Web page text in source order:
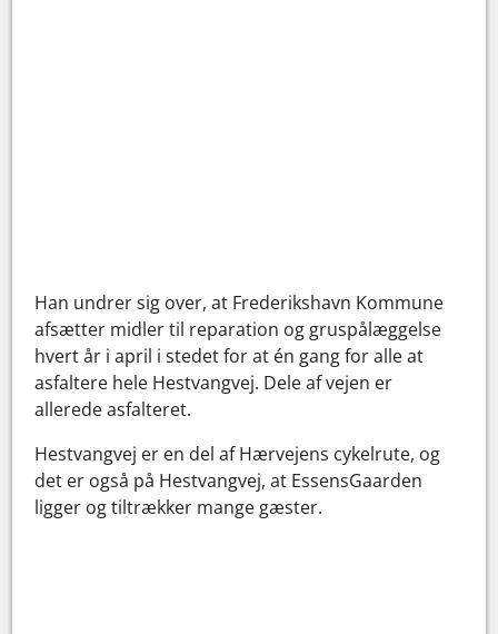
Han undrer sig over, at Frederikshavn Kommune
afsætter midler til reparation og gruspålæggelse
hvert år i april i stedet for at én gang for alle at
asfaltere hele Hestvangvej. Dele af vejen er
allerede asfalteret.
Hestvangvej er en del af Hærvejens cykelrute, og
det er også på Hestvangvej, at EssensGaarden
ligger og tiltrækker mange gæster.